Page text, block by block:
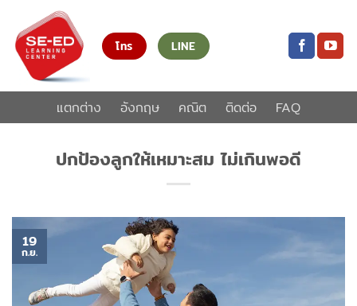
ยัง
เนื้อหา
โทร LINE
แตกต่าง อังกฤษ คณิต ติดต่อ FAQ
ปกป้องลูกให้เหมาะสม ไม่เกินพอดี
19
ก.ย.